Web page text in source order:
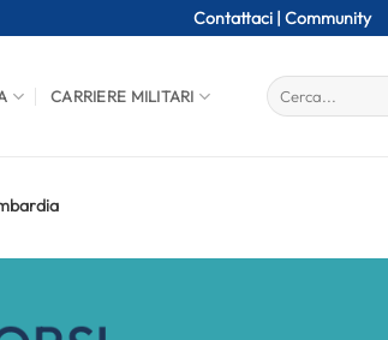
Contattaci | Community
CARRIERE MILITARI